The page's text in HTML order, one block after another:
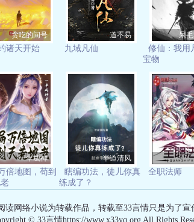
贪吃的问号
诸天开始
道不易
九域凡仙
呆
修仙：我用
宝物
一年成神
倍地图，苟到
半道清风
瞎编功法，徒儿你真
练成了？
全职法师
读网络小说为转载作品，转载至33言情只是为了宣
© 33言情https://www.x33yq.org All Rights